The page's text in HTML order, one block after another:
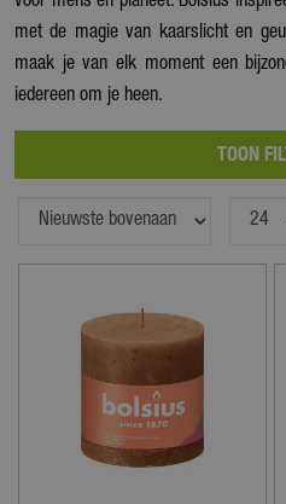
met de magie van kaarslicht en
maak je van elk moment een
iedereen om je heen.
TOON